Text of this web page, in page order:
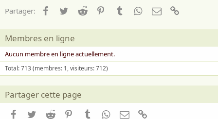
Partager: Facebook
TwitterReddit PinterestTumblrWhatsApp
Email
Membres en ligne
Aucun membre en ligne actuellement.
Total: 713 (membres: 1, visiteurs: 712)
Partager cette page
Facebook
TwitterReddit PinterestTumblrWhatsApp
Email